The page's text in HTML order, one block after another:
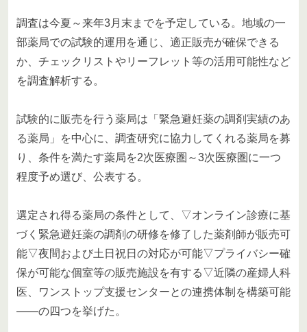
調査は今夏～来年3月末までを予定している。地域の一
部薬局での試験的運用を通じ、適正販売が確保できる
か、チェックリストやリーフレット等の活用可能性など
を調査解析する。
試験的に販売を行う薬局は「緊急避妊薬の調剤実績のあ
る薬局」を中心に、調査研究に協力してくれる薬局を募
り、条件を満たす薬局を2次医療圏～3次医療圏に一つ
程度予め選び、公表する。
選定され得る薬局の条件として、▽オンライン診療に基
づく緊急避妊薬の調剤の研修を修了した薬剤師が販売可
能▽夜間および土日祝日の対応が可能▽プライバシー確
保が可能な個室等の販売施設を有する▽近隣の産婦人科
医、ワンストップ支援センターとの連携体制を構築可能
――の四つを挙げた。